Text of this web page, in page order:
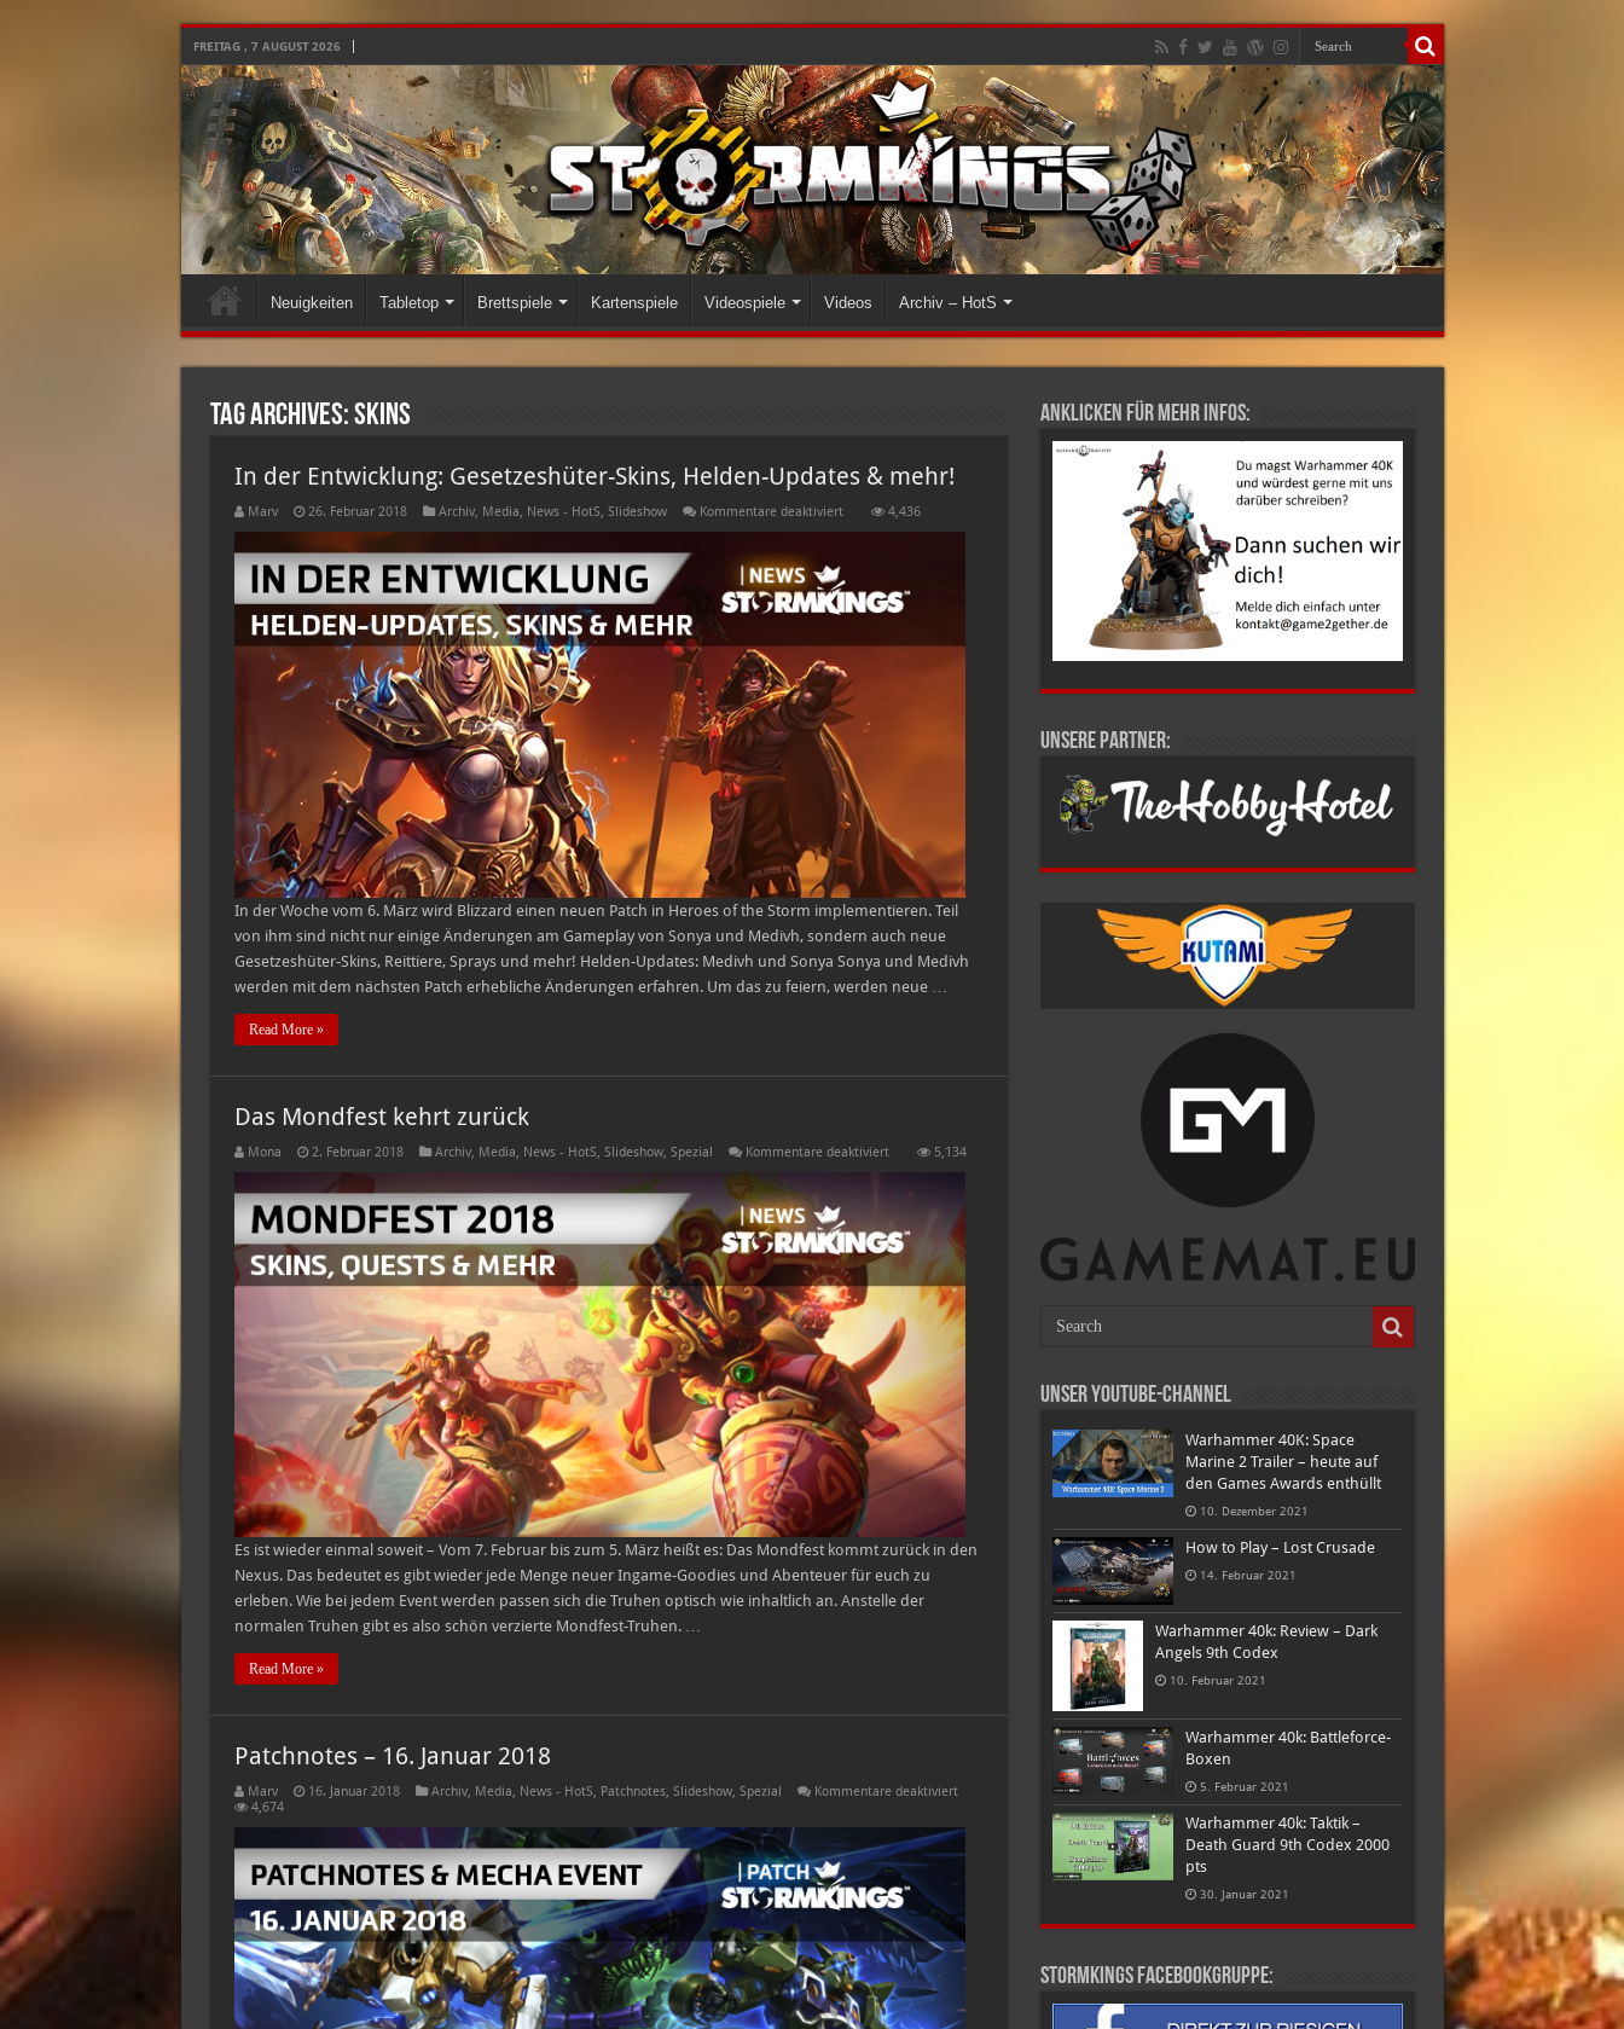
FREITAG , 7 AUGUST 2026
Neuigkeiten Tabletop Brettspiele Kartenspiele Videospiele Videos Archiv – HotS
Tag Archives:skins
In der Entwicklung: Gesetzeshüter-Skins, Helden-Updates & mehr!
Marv 26. Februar 2018 Archiv, Media, News - HotS, Slideshow Kommentare deaktiviertfür
Skins,
Helden-
4,436
In der Woche vom 6. März wird Blizzard einen neuen Patch in Heroes of the Storm implementieren. Teil
von ihm sind nicht nur einige Änderungen am Gameplay von Sonya und Medivh, sondern auch neue
Gesetzeshüter-Skins, Reittiere, Sprays und mehr! Helden-Updates: Medivh und Sonya Sonya und Medivh
werden mit dem nächsten Patch erhebliche Änderungen erfahren. Um das zu feiern, werden neue …
Read More »
Das Mondfest kehrt zurück
Mona 2. Februar 2018 Archiv, Media, News - HotS, Slideshow, Spezial Kommentare deaktiviertfür
5,134
Es ist wieder einmal soweit – Vom 7. Februar bis zum 5. März heißt es: Das Mondfest kommt zurück in den
Nexus. Das bedeutet es gibt wieder jede Menge neuer Ingame-Goodies und Abenteuer für euch zu
erleben. Wie bei jedem Event werden passen sich die Truhen optisch wie inhaltlich an. Anstelle der
normalen Truhen gibt es also schön verzierte Mondfest-Truhen. …
Read More »
Patchnotes – 16. Januar 2018
Marv 16. Januar 2018 Archiv, Media, News - HotS, Patchnotes, Slideshow, Spezial Kommentare deaktiviertfür
16.
Januar
4,674
Anklicken für mehr Infos:
Unsere Partner:
Unser Youtube-Channel
Warhammer 40K: Space
Marine 2 Trailer – heute auf
den Games Awards enthüllt
10. Dezember 2021
How to Play – Lost Crusade
14. Februar 2021
Warhammer 40k: Review – Dark
Angels 9th Codex
10. Februar 2021
Warhammer 40k: Battleforce-
Boxen
5. Februar 2021
Warhammer 40k: Taktik –
Death Guard 9th Codex 2000
pts
30. Januar 2021
Stormkings Facebookgruppe: